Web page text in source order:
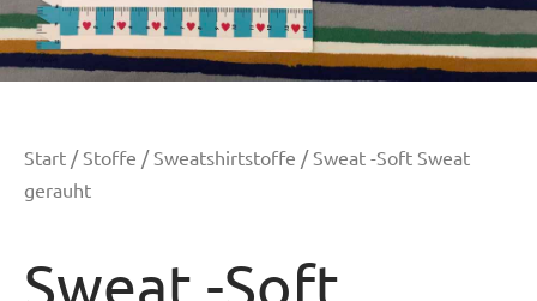
Start / Stoffe / Sweatshirtstoffe / Sweat -Soft Sweat
gerauht
Sweat -Soft